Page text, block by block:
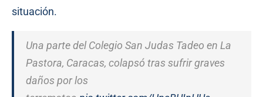
situación.
Una parte del Colegio San Judas Tadeo en La
Pastora, Caracas, colapsó tras sufrir graves
daños por los